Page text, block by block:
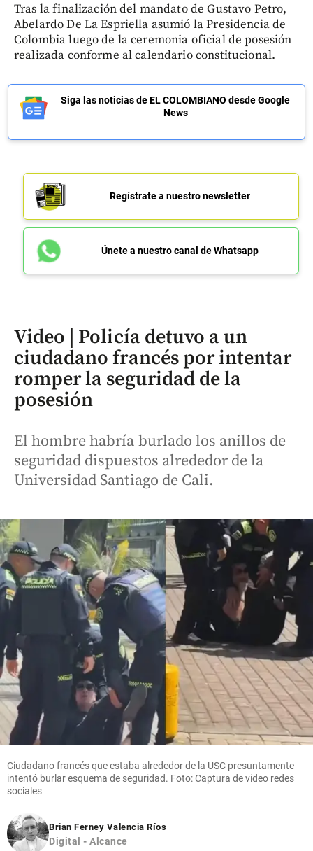
Tras la finalización del mandato de Gustavo Petro,
Abelardo De La Espriella asumió la Presidencia de
Colombia luego de la ceremonia oficial de posesión
realizada conforme al calendario constitucional.
Siga las noticias de EL COLOMBIANO desde Google
News
Regístrate a nuestro newsletter
Únete a nuestro canal de Whatsapp
Video | Policía detuvo a un
ciudadano francés por intentar
romper la seguridad de la
posesión
El hombre habría burlado los anillos de
seguridad dispuestos alrededor de la
Universidad Santiago de Cali.
Ciudadano francés que estaba alrededor de la USC presuntamente
intentó burlar esquema de seguridad. Foto: Captura de video redes
sociales
Brian Ferney Valencia Ríos
Digital - Alcance